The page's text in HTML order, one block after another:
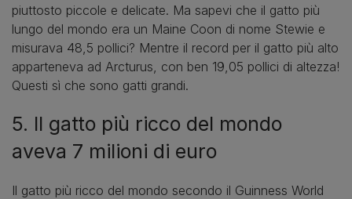
piuttosto piccole e delicate. Ma sapevi che il gatto più
lungo del mondo era un Maine Coon di nome Stewie e
misurava 48,5 pollici? Mentre il record per il gatto più alto
apparteneva ad Arcturus, con ben 19,05 pollici di altezza!
Questi sì che sono gatti grandi.
5. Il gatto più ricco del mondo
aveva 7 milioni di euro
Il gatto più ricco del mondo secondo il Guinness World